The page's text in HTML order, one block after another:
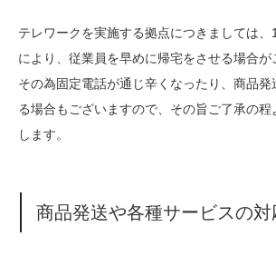
テレワークを実施する拠点につきましては、
により、従業員を早めに帰宅をさせる場合が
その為固定電話が通じ辛くなったり、商品発
る場合もございますので、その旨ご了承の程
します。
商品発送や各種サービスの対